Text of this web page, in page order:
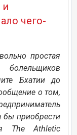
и
чего-
простая
болельщиков
Бхатии до
о том,
бы приобрести
The Athletic